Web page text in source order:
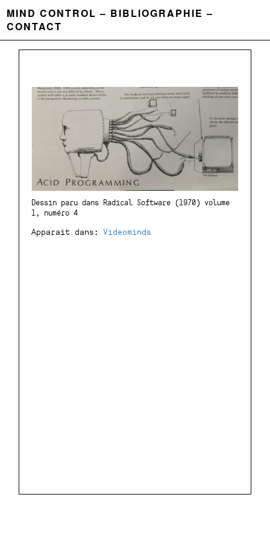
MIND CONTROL
BIBLIOGRAPHIE
CONTACT
Dessin paru dans Radical Software (1970) volume
1, numéro 4
Apparait dans: Videominds